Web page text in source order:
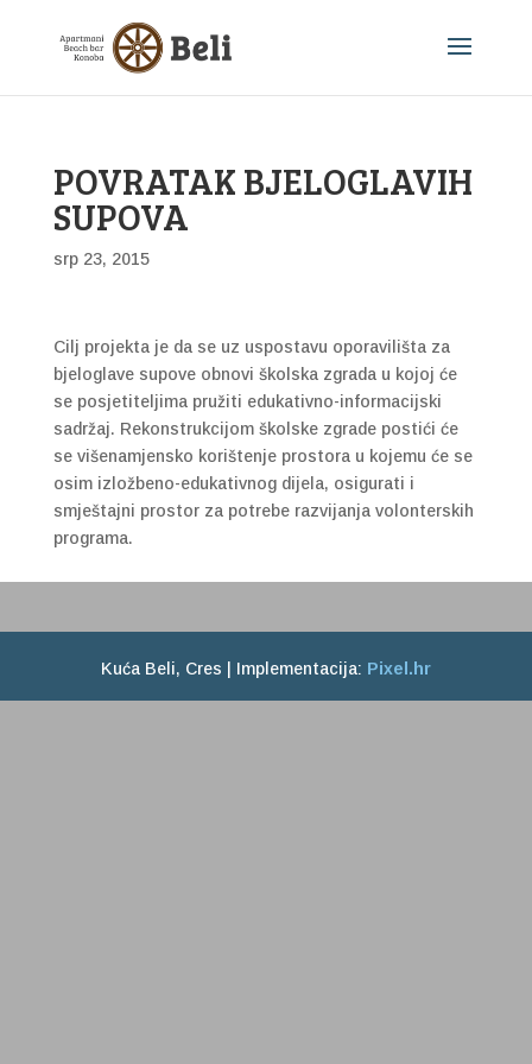
POVRATAK BJELOGLAVIH
SUPOVA
srp 23, 2015
Cilj projekta je da se uz uspostavu oporavilišta za
bjeloglave supove obnovi školska zgrada u kojoj će
se posjetiteljima pružiti edukativno-informacijski
sadržaj. Rekonstrukcijom školske zgrade postići će
se višenamjensko korištenje prostora u kojemu će se
osim izložbeno-edukativnog dijela, osigurati i
smještajni prostor za potrebe razvijanja volonterskih
programa.
Kuća Beli, Cres | Implementacija: Pixel.hr